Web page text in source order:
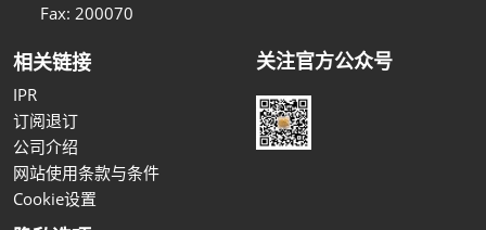
Fax: 200070
相关链接
IPR
订阅退订
公司介绍
网站使用条款与条件
Cookie设置
关注官方公众号